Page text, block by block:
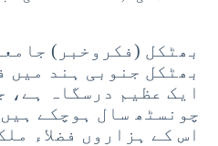
بھٹکل (فکروخبر) جامعہ
بھٹکل جنوبی ہند میں
ایک عظیم درسگاہ ہے،
چونسٹھ سال ہوچکے
اس کے ہزاروں فضلاء